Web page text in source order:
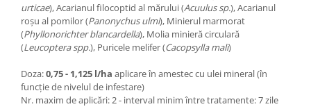
urticae), Acarianul filocoptid al mărului (Acuulus sp.), Acarianul
roșu al pomilor (Panonychus ulmi), Minierul marmorat
(Phyllonorichter blancardella), Molia minieră circulară
(Leucoptera spp.), Puricele melifer (Cacopsylla mali)
Doza:0,75 - 1,125 l/ha aplicare în amestec cu ulei mineral (în
funcție de nivelul de infestare)
Nr. maxim de aplicări: 2 - interval minim între tratamente: 7 zile